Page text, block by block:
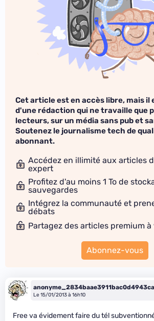
Cet article est en accès libre, mais il
d'une rédaction qui ne travaille que
lecteurs, sur un média sans pub et
Soutenez le journalisme tech de
abonnant.
Accédez en illimité aux articles
expert
Profitez d'au moins 1 To de
sauvegardes
Intégrez la communauté et
débats
Partagez des articles premium
Abonnez-vous
Le 15/01/2013 à 16h10
Free va évidement faire du tél